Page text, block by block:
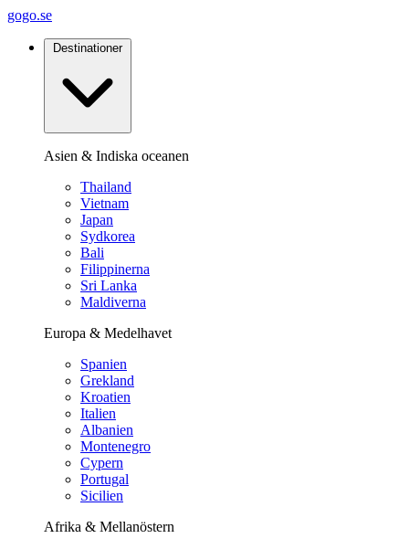
gogo.se
Destinationer
Asien & Indiska oceanen
Thailand
Vietnam
Japan
Sydkorea
Bali
Filippinerna
Sri Lanka
Maldiverna
Europa & Medelhavet
Spanien
Grekland
Kroatien
Italien
Albanien
Montenegro
Cypern
Portugal
Sicilien
Afrika & Mellanöstern